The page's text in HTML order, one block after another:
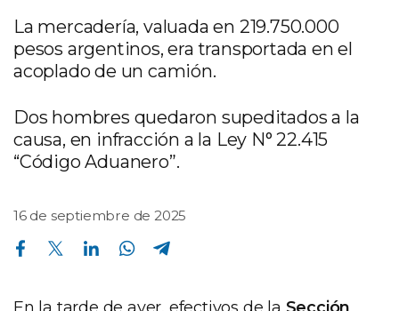
La mercadería, valuada en 219.750.000
pesos argentinos, era transportada en el
acoplado de un camión.
Dos hombres quedaron supeditados a la
causa, en infracción a la Ley N° 22.415
“Código Aduanero”.
16 de septiembre de 2025
Compartir en Facebook Compartir en Twitter Compartir en Linkedin Compartir en Whatsapp